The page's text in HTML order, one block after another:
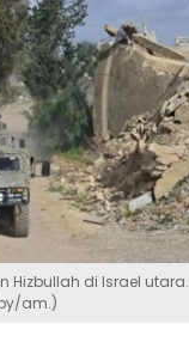
Hizbullah di Israel utara.
am.)